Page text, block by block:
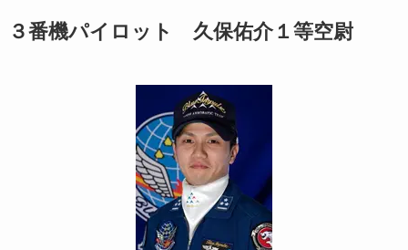
３番機パイロット 久保佑介１等空尉